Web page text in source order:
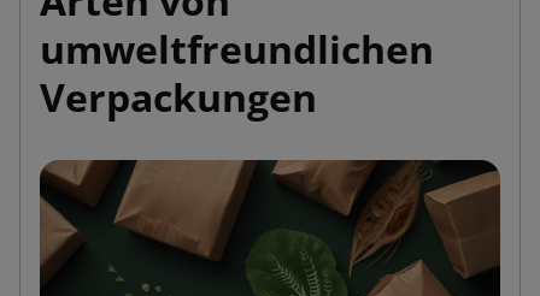
umweltfreundlichen
Verpackungen